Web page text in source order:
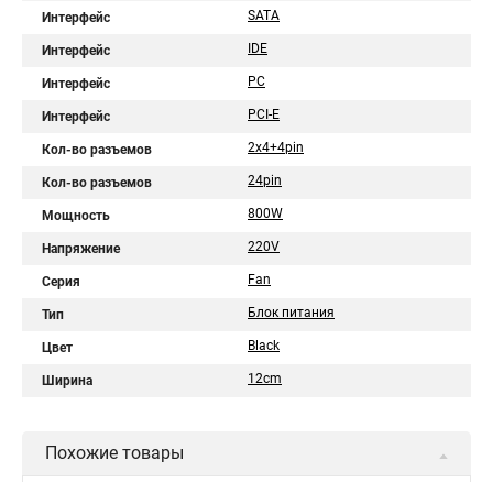
Интерфейс SATA
Интерфейс IDE
Интерфейс PC
Интерфейс PCI-E
Кол-во разъемов 2x4+4pin
Кол-во разъемов 24pin
Мощность 800W
Напряжение 220V
Серия Fan
Тип Блок питания
Цвет Black
Ширина 12cm
Похожие товары